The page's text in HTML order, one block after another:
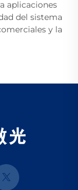
aplicaciones
del sistema
y la